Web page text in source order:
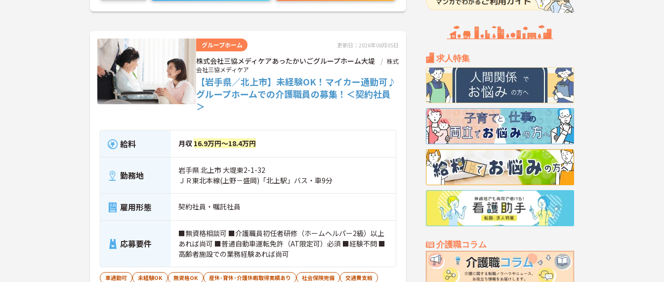
求人特集
介護職コラム
グループホーム 更新日：2026年08月05日
株式会社三協メディケアあったかいごグループホーム大堤
株式
会社三協メディケア
【岩手県／北上市】未経験OK！マイカー通勤可♪
グループホームでの介護職員の募集！＜契約社員
＞
給料 月収 16.9万円～18.4万円
勤務地
岩手県 北上市 大堤東2-1-32
ＪＲ東北本線(上野－盛岡)「北上駅」バス・車9分
雇用形態 契約社員・嘱託社員
応募要件
■無資格相談可 ■介護職員初任者研修（ホームヘルパー2級）以上
あれば尚可 ■普通自動車運転免許（AT限定可）必須 ■経験不問 ■
高齢者施設での業務経験あれば尚可
車通勤可 未経験OK 無資格OK 産休･育休･介護休暇取得実績あり 社会保険完備 交通費支給